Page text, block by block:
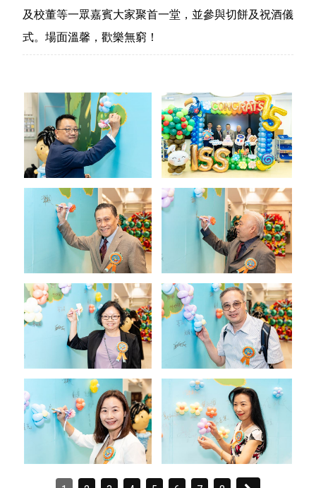
及校董等一眾嘉賓大家聚首一堂，並參與切餅及祝酒儀
式。場面溫馨，歡樂無窮！